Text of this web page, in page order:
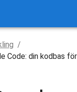
/
Code: din kodbas